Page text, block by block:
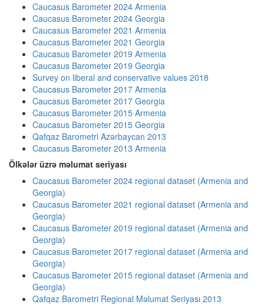
Caucasus Barometer 2024 Armenia
Caucasus Barometer 2024 Georgia
Caucasus Barometer 2021 Armenia
Caucasus Barometer 2021 Georgia
Caucasus Barometer 2019 Armenia
Caucasus Barometer 2019 Georgia
Survey on liberal and conservative values 2018
Caucasus Barometer 2017 Armenia
Caucasus Barometer 2017 Georgia
Caucasus Barometer 2015 Armenia
Caucasus Barometer 2015 Georgia
Qafqaz Barometri Azərbaycan 2013
Caucasus Barometer 2013 Armenia
Ölkələr üzrə məlumat seriyası
Caucasus Barometer 2024 regional dataset (Armenia and
Georgia)
Caucasus Barometer 2021 regional dataset (Armenia and
Georgia)
Caucasus Barometer 2019 regional dataset (Armenia and
Georgia)
Caucasus Barometer 2017 regional dataset (Armenia and
Georgia)
Caucasus Barometer 2015 regional dataset (Armenia and
Georgia)
Qafqaz Barometri Regional Məlumat Seriyası 2013